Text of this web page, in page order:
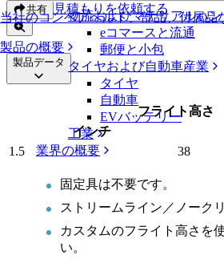
当社のコンベアベルト、部品、付属
製品の概要
物流およびマテリアルハ
eコマースと流通
郵便と小包
タイヤおよび自動車産業
タイヤ
自動車
EVバッテリー
工業
業界の概要
共有 見積もりを依頼する
製品データ
フライト高さ
インチ
1.5
38
固定具は不要です。
ストリームライン／ノーク
カスタムのフライト高さを
い。